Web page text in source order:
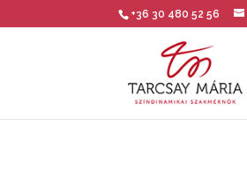
+36 30 480 52 56